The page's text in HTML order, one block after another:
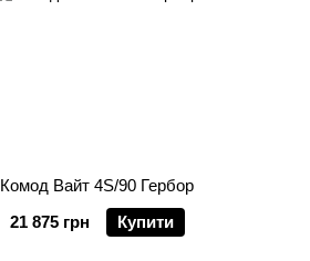
Комод Вайт 4S/90 Гербор
21 875 грн
Купити